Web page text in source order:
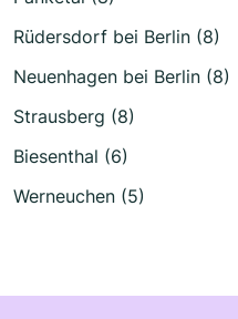
Rüdersdorf bei Berlin (8)
Neuenhagen bei Berlin (8)
Strausberg (8)
Biesenthal (6)
Werneuchen (5)